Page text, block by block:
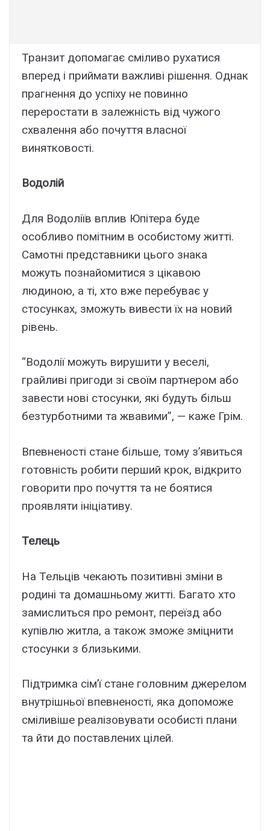
Транзит допомагає сміливо рухатися
вперед і приймати важливі рішення. Однак
прагнення до успіху не повинно
переростати в залежність від чужого
схвалення або почуття власної
винятковості.
Водолій
Для Водоліїв вплив Юпітера буде
особливо помітним в особистому житті.
Самотні представники цього знака
можуть познайомитися з цікавою
людиною, а ті, хто вже перебуває у
стосунках, зможуть вивести їх на новий
рівень.
“Водолії можуть вирушити у веселі,
грайливі пригоди зі своїм партнером або
завести нові стосунки, які будуть більш
безтурботними та жвавими”, — каже Грім.
Впевненості стане більше, тому з’явиться
готовність робити перший крок, відкрито
говорити про почуття та не боятися
проявляти ініціативу.
Телець
На Тельців чекають позитивні зміни в
родині та домашньому житті. Багато хто
замислиться про ремонт, переїзд або
купівлю житла, а також зможе зміцнити
стосунки з близькими.
Підтримка сім’ї стане головним джерелом
внутрішньої впевненості, яка допоможе
сміливіше реалізовувати особисті плани
та йти до поставлених цілей.